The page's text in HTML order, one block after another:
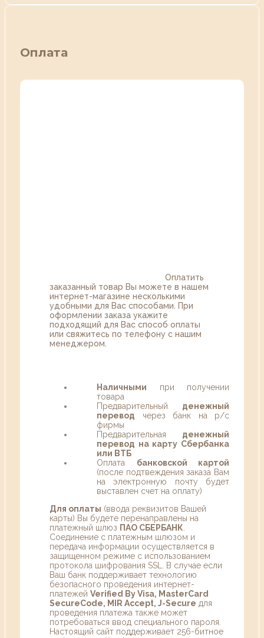
Оплата
Оплатить
заказанный товар Вы можете в нашем
интернет-магазине несколькими
удобными для Вас способами. При
оформлении заказа укажите
подходящий для Вас способ оплаты
или свяжитесь по телефону с нашим
менеджером.
Наличными при получении
товара
Предварительный денежный
перевод через банк на р/с
фирмы
Предварительная денежный
перевод на карту Сбербанка
или ВТБ
Оплата банковской картой
(после подтвеждения заказа Вам
на электронную почту будет
выставлен счет на оплату)
Для оплаты (ввода реквизитов Вашей
карты) Вы будете перенаправлены на
платежный шлюз ПАО СБЕРБАНК
Соединение с платежным шлюзом и
передача информации осуществляется в
защищенном режиме с использованием
протокола шифрования SSL. В случае если
Ваш банк поддерживает технологию
безопасного проведения интернет-
платежей Verified By Visa, MasterCard
SecureCode, MIR Accept, J-Secure для
проведения платежа также может
потребоваться ввод специального пароля.
Настоящий сайт поддерживает 256-битное